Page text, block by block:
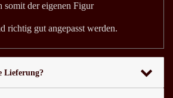
somit der eigenen Figur
richtig gut angepasst werden.
Lieferung?